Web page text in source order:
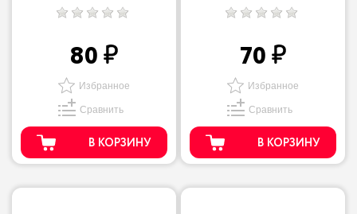
80
Избранное
Сравнить
В КОРЗИНУ
70
Избранное
Сравнить
В КОРЗИНУ